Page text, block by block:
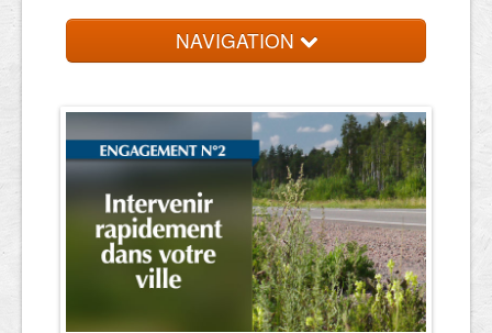
NAVIGATION
Trouver votre entreprise
Contact et devis